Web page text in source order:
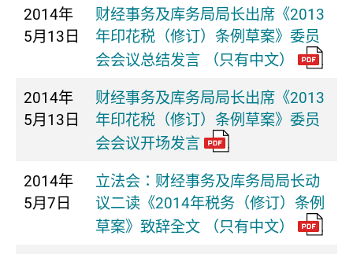
2014年
5月13日
财经事务及库务局局长出席《2013
年印花税（修订）条例草案》委员
会会议总结发言 （只有中文）
2014年
5月13日
财经事务及库务局局长出席《2013
年印花税（修订）条例草案》委员
会会议开场发言
2014年
5月7日
立法会：财经事务及库务局局长动
议二读《2014年税务（修订）条例
草案》致辞全文 （只有中文）